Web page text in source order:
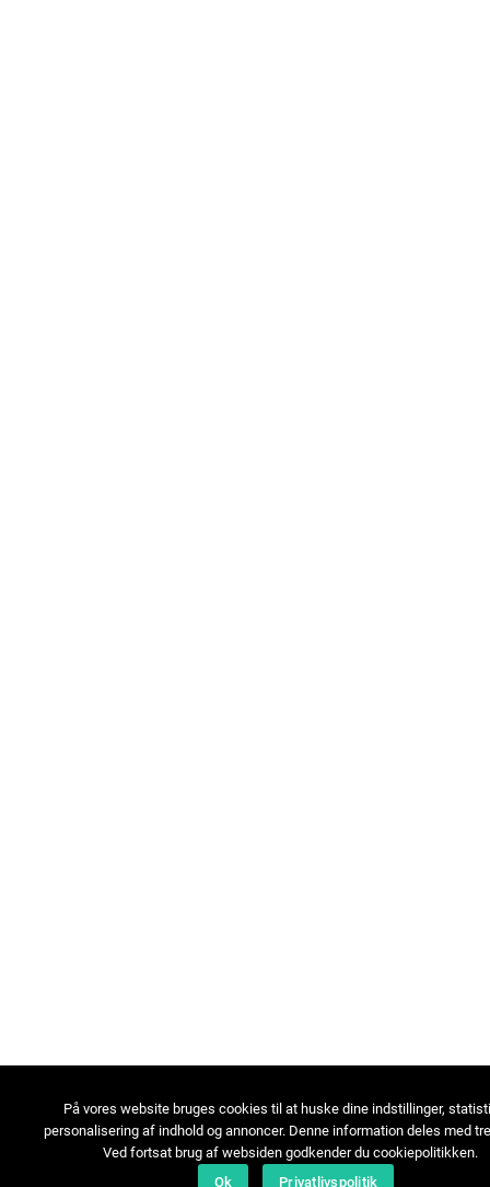
På vores website bruges cookies til at huske dine indstillinger,
personalisering af indhold og annoncer. Denne information deles med
Ved fortsat brug af websiden godkender du cookiepolitikken.
Ok
Privatlivspolitik